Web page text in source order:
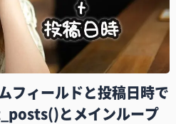
フィールドと投稿日時で
とメインループ